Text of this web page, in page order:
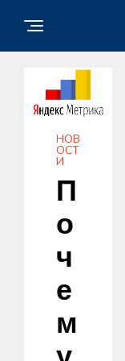
НОВ
ОСТ
И
П
О
Ч
Е
М